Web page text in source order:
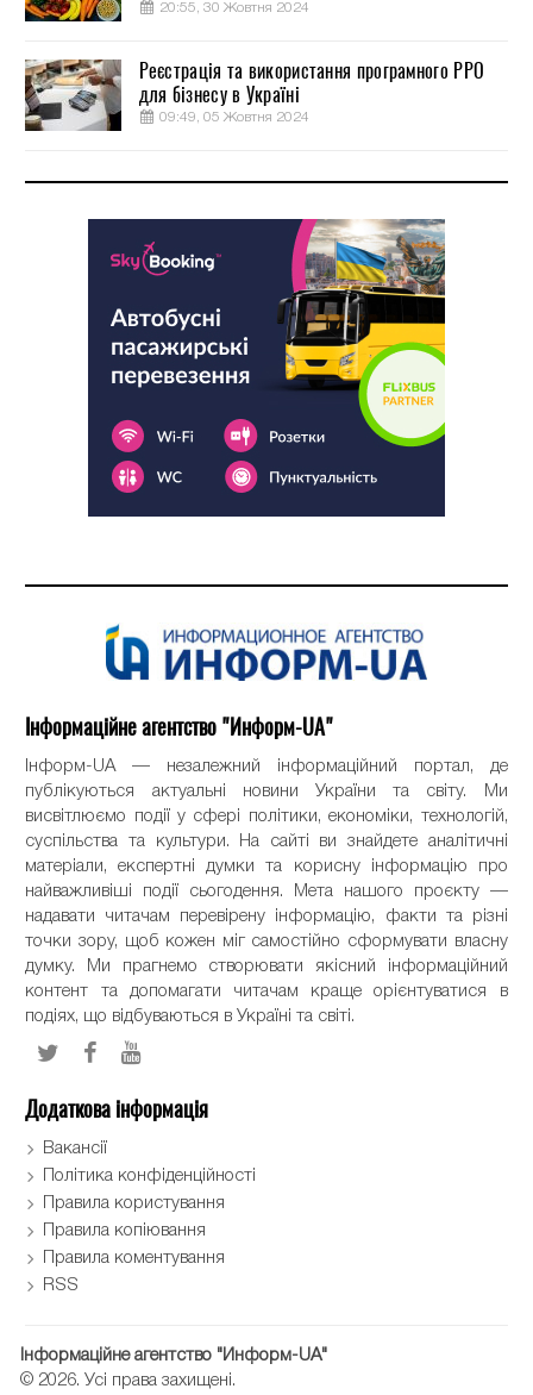
20:55, 30 Жовтня 2024
Реєстрація та використання програмного РРО
для бізнесу в Україні
09:49, 05 Жовтня 2024
Інформаційне агентство "Информ-UA"
Інформ-UA — незалежний інформаційний портал, де
публікуються актуальні новини України та світу. Ми
висвітлюємо події у сфері політики, економіки, технологій,
суспільства та культури. На сайті ви знайдете аналітичні
матеріали, експертні думки та корисну інформацію про
найважливіші події сьогодення. Мета нашого проєкту —
надавати читачам перевірену інформацію, факти та різні
точки зору, щоб кожен міг самостійно сформувати власну
думку. Ми прагнемо створювати якісний інформаційний
контент та допомагати читачам краще орієнтуватися в
подіях, що відбуваються в Україні та світі.
Додаткова інформація
Вакансії
Політика конфіденційності
Правила користування
Правила копіювання
Правила коментування
RSS
Інформаційне агентство "Информ-UA"
© 2026. Усі права захищені.